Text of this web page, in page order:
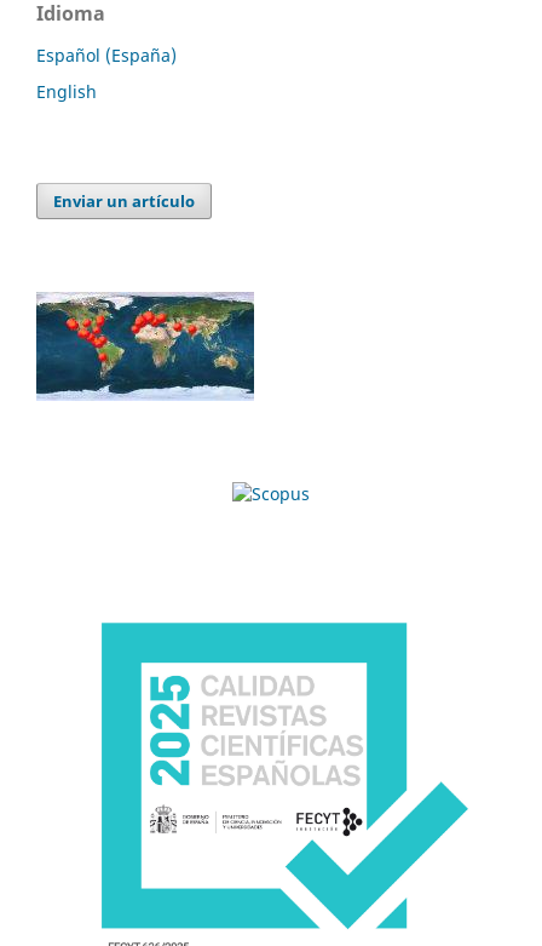
Idioma
Español (España)
English
Enviar un artículo